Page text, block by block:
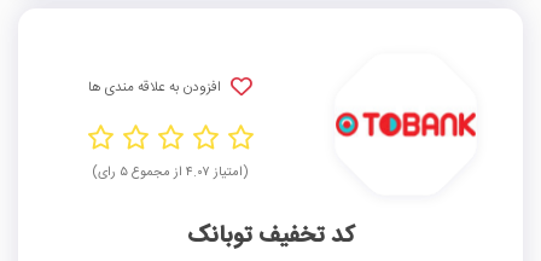
افزودن به علاقه مندی ها
(امتیاز ۴.۰۷ از مجموع ۵ رای)
کد تخفیف توبانک